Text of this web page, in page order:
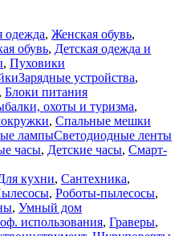
одежда, Женская обувь,
обувь, Детская одежда и
, Пуховики
Зарядные устройства,
, Блоки питания
охоты и туризма,
, Спальные мешки
лампыСветодиодные ленты
часы, Детские часы, Смарт-
кухни, Сантехника,
, Роботы-пылесосы,
, Умный дом
использования, Граверы,